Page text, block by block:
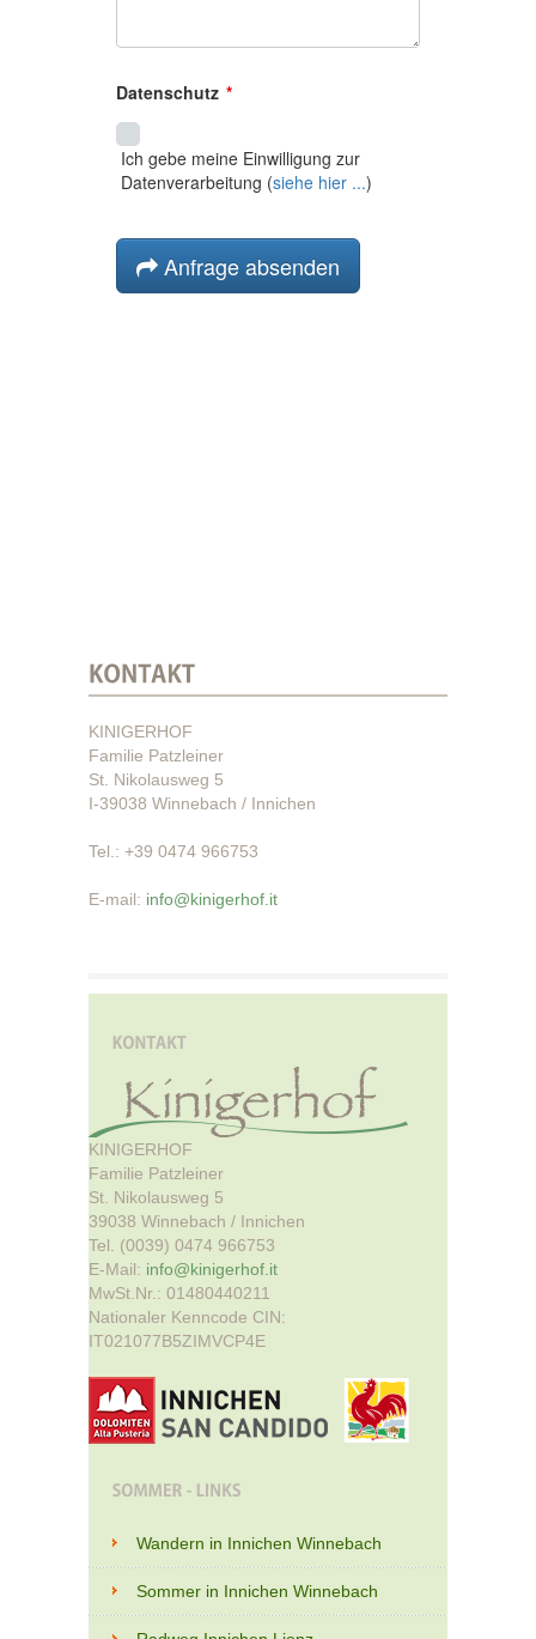
KINIGERHOF
Familie Patzleiner
St. Nikolausweg 5
I-39038 Winnebach / Innichen
Tel.: +39 0474 966753
E-mail: info@kinigerhof.it
KINIGERHOF
Familie Patzleiner
St. Nikolausweg 5
39038 Winnebach / Innichen
Tel. (0039) 0474 966753
E-Mail: info@kinigerhof.it
MwSt.Nr.: 01480440211
Nationaler Kenncode CIN:
IT021077B5ZIMVCP4E
Wandern in Innichen Winnebach
Sommer in Innichen Winnebach